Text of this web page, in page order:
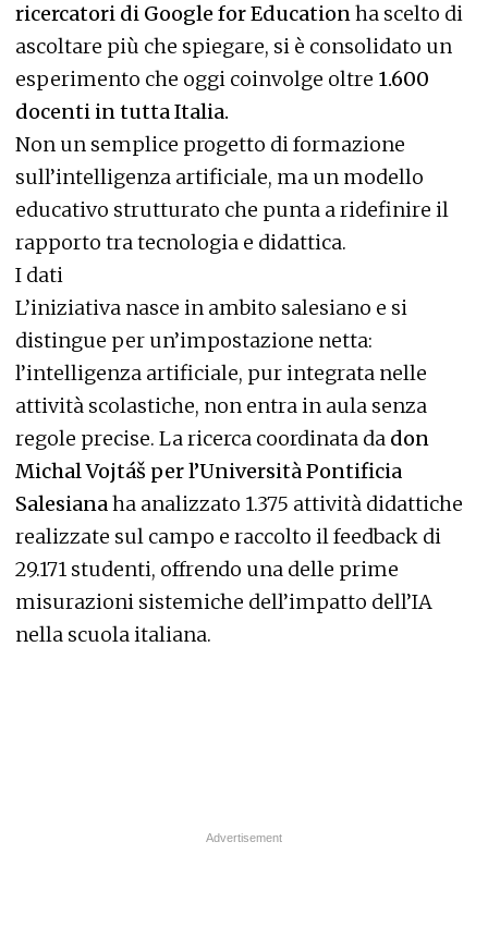
ricercatori di Google for Educationha scelto di
ascoltare più che spiegare, si è consolidato un
esperimento che oggi coinvolge oltre 1.600
docenti in tutta Italia.
Non un semplice progetto di formazione
sull’intelligenza artificiale, ma un modello
educativo strutturato che punta a ridefinire il
rapporto tra tecnologia e didattica.
I dati
L’iniziativa nasce in ambito salesiano e si
distingue per un’impostazione netta:
l’intelligenza artificiale, pur integrata nelle
attività scolastiche, non entra in aula senza
regole precise. La ricerca coordinata da don
Michal Vojtáš per l’Università Pontificia
Salesianaha analizzato 1.375 attività didattiche
realizzate sul campo e raccolto il feedback di
29.171 studenti, offrendo una delle prime
misurazioni sistemiche dell’impatto dell’IA
nella scuola italiana.